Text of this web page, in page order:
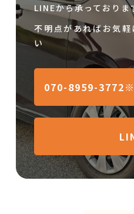
LINEから承っておりま
不明点があればお気
い
070-8959-